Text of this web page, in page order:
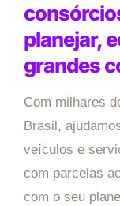
planejar,
grandes
Com milhares
Brasil,
veículos e
com parcelas
com o seu